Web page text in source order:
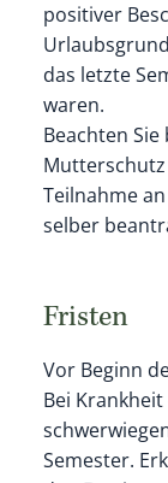
positiver
das letzte
waren.
Beachten
Mutterschutz
Teilnahme
selber
Fristen
Vor Beginn
Bei
Semester.